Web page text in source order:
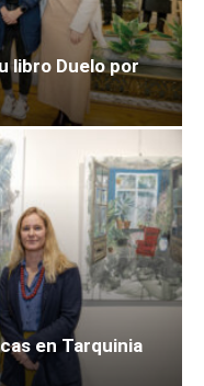
libro Duelo por
en Tarquinia